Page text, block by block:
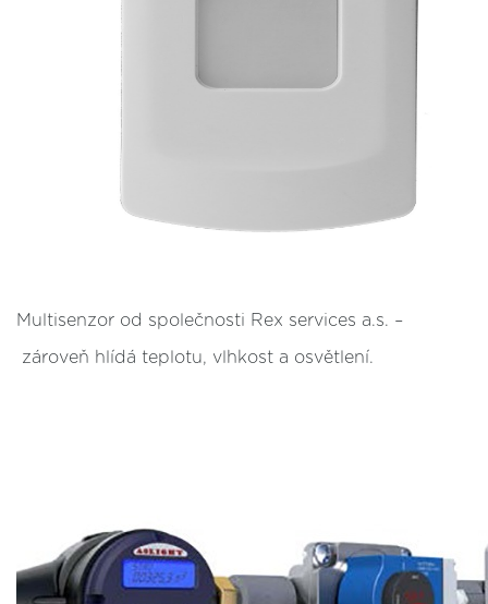
Multisenzor od společnosti Rex services a.s. –
zároveň hlídá teplotu, vlhkost a osvětlení.